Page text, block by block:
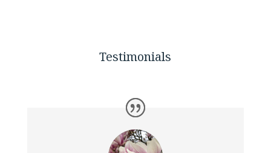
Testimonials